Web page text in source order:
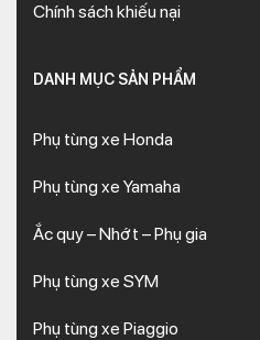
Chính sách khiếu nại
DANH MỤC SẢN PHẨM
Phụ tùng xe Honda
Phụ tùng xe Yamaha
Ắc quy – Nhớt – Phụ gia
Phụ tùng xe SYM
Phụ tùng xe Piaggio